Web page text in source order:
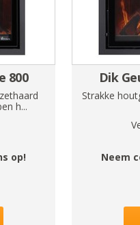
800
h...
op!
Dik
Strakke
Neem